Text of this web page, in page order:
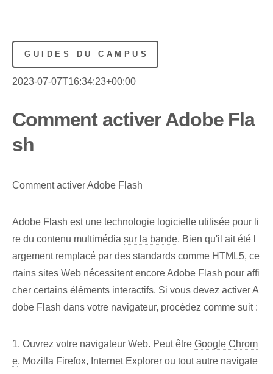
GUIDES DU CAMPUS
2023-07-07T16:34:23+00:00
Comment activer Adobe Fla
sh
Comment activer Adobe Flash
Adobe Flash est une technologie logicielle utilisée pour li
re du contenu multimédia sur la bande. Bien qu'il ait été l
argement remplacé par des standards comme HTML5, ce
rtains sites Web nécessitent encore Adobe Flash pour affi
cher certains éléments interactifs. Si vous devez activer A
dobe Flash dans votre navigateur, procédez comme suit :
1. Ouvrez votre navigateur Web. Peut être Google Chrom
e, Mozilla Firefox, Internet Explorer ou tout autre navigate